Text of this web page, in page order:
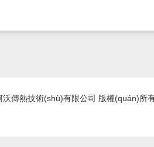
傳熱技術(shù)有限公司 版權(quán)所